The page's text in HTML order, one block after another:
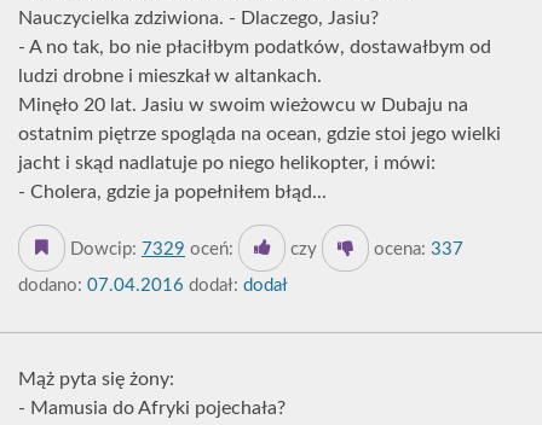
Nauczycielka zdziwiona. - Dlaczego, Jasiu?
- A no tak, bo nie płaciłbym podatków, dostawałbym od
ludzi drobne i mieszkał w altankach.
Minęło 20 lat. Jasiu w swoim wieżowcu w Dubaju na
ostatnim piętrze spogląda na ocean, gdzie stoi jego wielki
jacht i skąd nadlatuje po niego helikopter, i mówi:
- Cholera, gdzie ja popełniłem błąd...
Dowcip: 7329 oceń: czy ocena: 337
dodano: 07.04.2016 dodał: dodał
Mąż pyta się żony:
- Mamusia do Afryki pojechała?